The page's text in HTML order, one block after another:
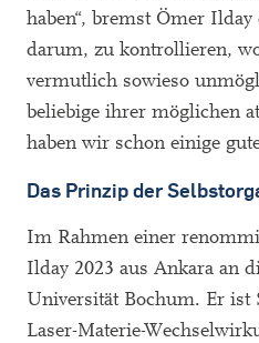
haben“, bremst Ömer
darum, zu kontrollieren,
vermutlich sowieso
beliebige ihrer möglichen
haben wir schon einige
Das Prinzip der
Im Rahmen einer
Ilday 2023 aus Ankara an
Universität Bochum. Er ist
Laser-Materie-